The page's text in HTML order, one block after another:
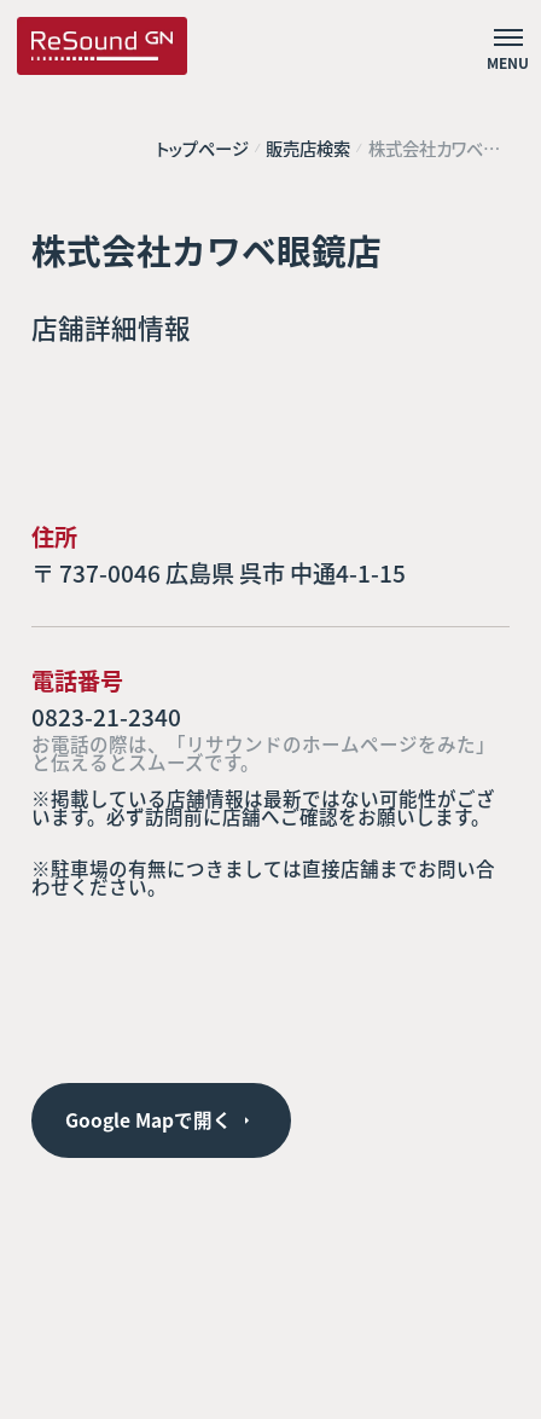
MENU
トップページ 販売店検索 株式会社カワベ眼
鏡店
株式会社カワベ眼鏡店
店舗詳細情報
住所
〒 737-0046 広島県 呉市 中通4-1-15
電話番号
0823-21-2340
お電話の際は、「リサウンドのホームページをみた」
と伝えるとスムーズです。
※掲載している店舗情報は最新ではない可能性がござ
います。必ず訪問前に店舗へご確認をお願いします。
※駐車場の有無につきましては直接店舗までお問い合
わせください。
Google Mapで開く